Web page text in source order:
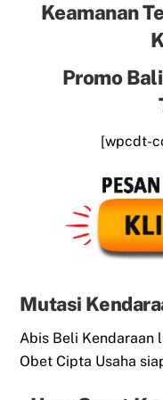
Keamanan
Promo
[wpcdt-
Mutasi
Abis Beli Kendaraan
Obet Cipta Usaha